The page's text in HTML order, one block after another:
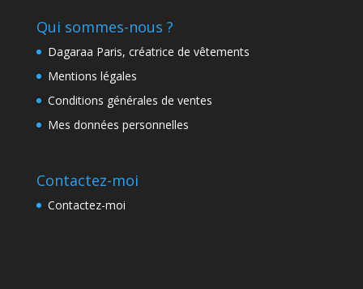
Qui sommes-nous ?
Dagaraa Paris, créatrice de vêtements
Mentions légales
Conditions générales de ventes
Mes données personnelles
Contactez-moi
Contactez-moi